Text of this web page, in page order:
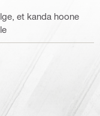
et kanda hoone